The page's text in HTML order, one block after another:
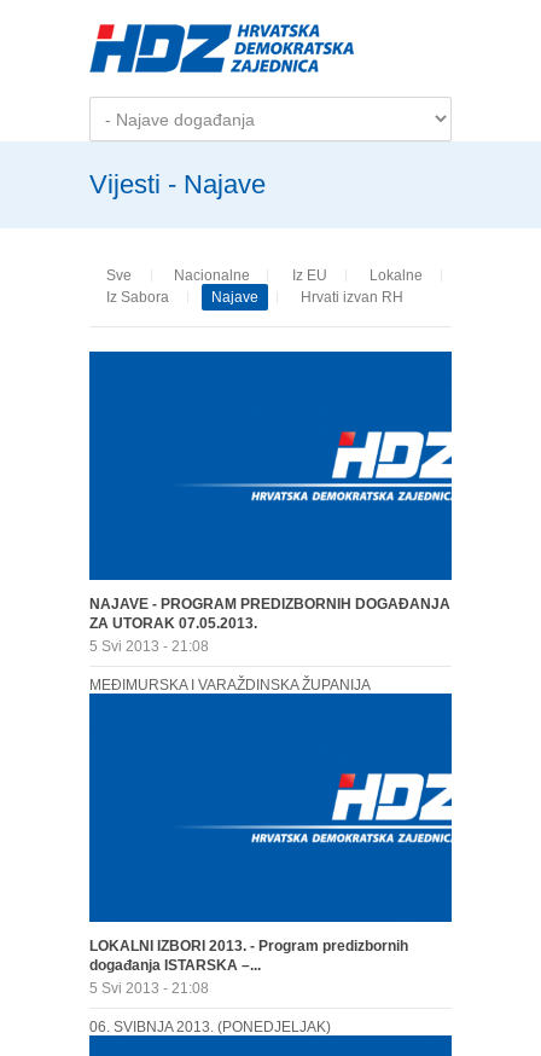
Vijesti - Najave
Sve Nacionalne Iz EU
Lokalne
Iz Sabora
Najave Hrvati izvan RH
NAJAVE - PROGRAM PREDIZBORNIH DOGAĐANJA
ZA UTORAK 07.05.2013.
5 Svi 2013 - 21:08
MEĐIMURSKA I VARAŽDINSKA ŽUPANIJA
LOKALNI IZBORI 2013. - Program predizbornih
događanja ISTARSKA –...
5 Svi 2013 - 21:08
06. SVIBNJA 2013. (PONEDJELJAK)
Pages